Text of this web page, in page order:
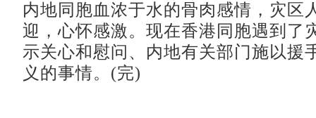
内地同胞血浓于水的骨肉感情，灾区
迎，心怀感激。现在香港同胞遇到了
示关心和慰问、内地有关部门施以援
义的事情。(完)